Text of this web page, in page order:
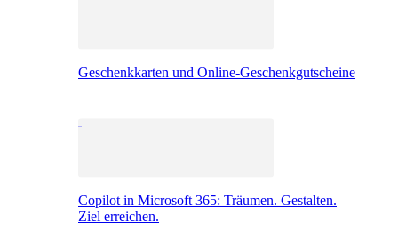
Geschenkkarten und Online-Geschenkgutscheine
Copilot in Microsoft 365: Träumen. Gestalten.
Ziel erreichen.